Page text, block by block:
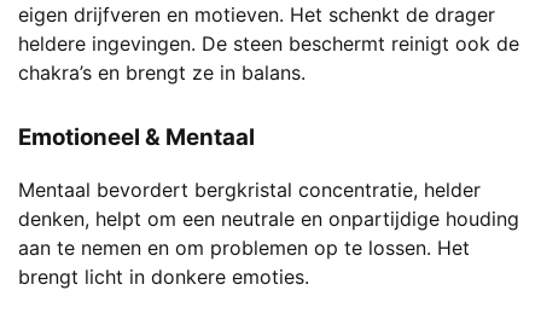
eigen drijfveren en motieven. Het schenkt de drager
heldere ingevingen. De steen beschermt reinigt ook de
chakra’s en brengt ze in balans.
Emotioneel & Mentaal
Mentaal bevordert bergkristal concentratie, helder
denken, helpt om een neutrale en onpartijdige houding
aan te nemen en om problemen op te lossen. Het
brengt licht in donkere emoties.